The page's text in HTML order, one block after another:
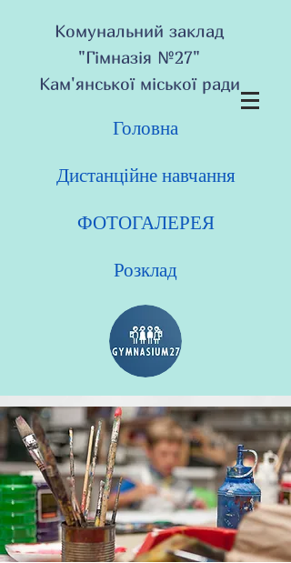
Комунальний заклад
"Гімназія №27"
Кам'янської міської ради
Головна
Дистанційне навчання
ФОТОГАЛЕРЕЯ
Розклад